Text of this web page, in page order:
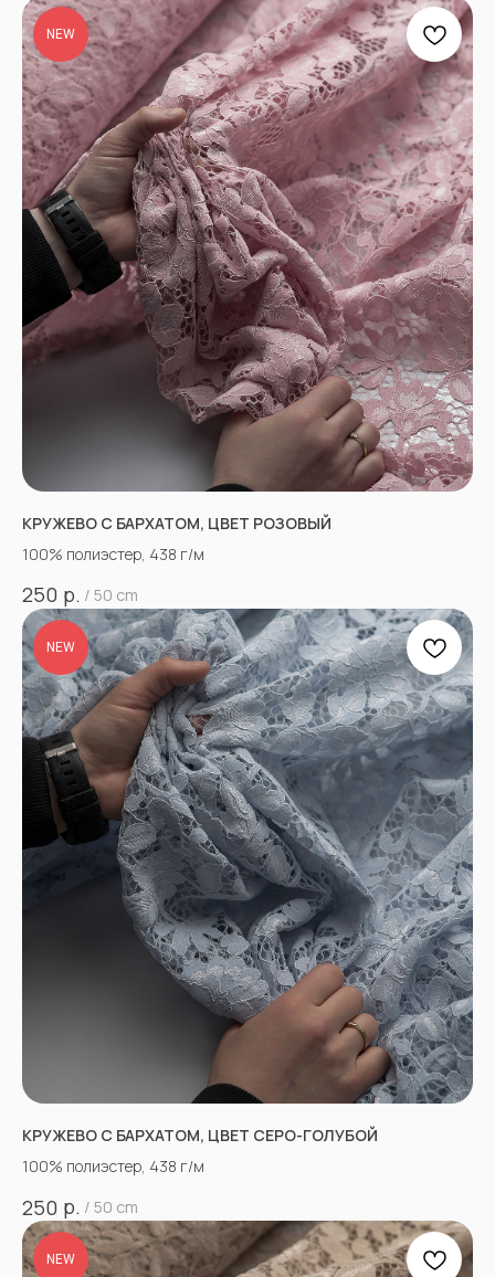
NEW
КРУЖЕВО С БАРХАТОМ, ЦВЕТ РОЗОВЫЙ
100% полиэстер, 438 г/м
250 р. / 50 cm
NEW
КРУЖЕВО С БАРХАТОМ, ЦВЕТ СЕРО-ГОЛУБОЙ
100% полиэстер, 438 г/м
250 р. / 50 cm
NEW